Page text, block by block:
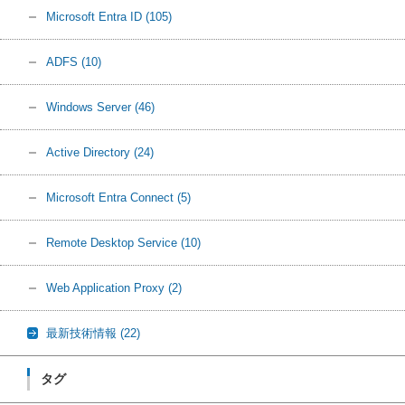
Microsoft Entra ID (105)
ADFS (10)
Windows Server (46)
Active Directory (24)
Microsoft Entra Connect (5)
Remote Desktop Service (10)
Web Application Proxy (2)
最新技術情報 (22)
タグ